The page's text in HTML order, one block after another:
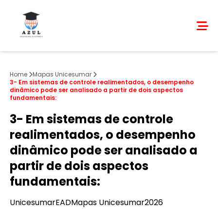
Home
Mapas Unicesumar
3- Em sistemas de controle realimentados, o desempenho
dinâmico pode ser analisado a partir de dois aspectos
fundamentais:
3- Em sistemas de controle
realimentados, o desempenho
dinâmico pode ser analisado a
partir de dois aspectos
fundamentais:
UnicesumarEADMapas Unicesumar2026